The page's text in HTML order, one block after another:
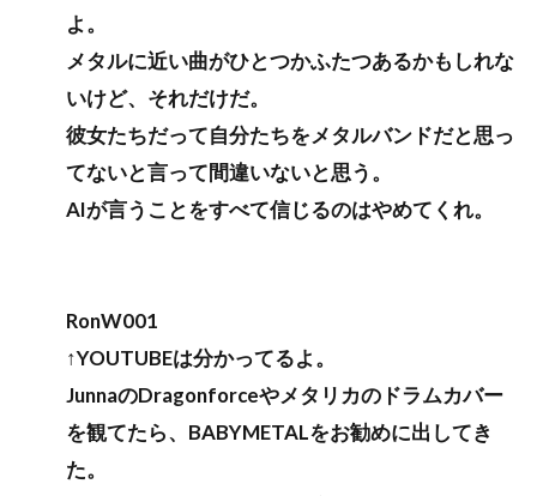
よ。
メタルに近い曲がひとつかふたつあるかもしれな
いけど、それだけだ。
彼女たちだって自分たちをメタルバンドだと思っ
てないと言って間違いないと思う。
AIが言うことをすべて信じるのはやめてくれ。
RonW001
↑YOUTUBEは分かってるよ。
JunnaのDragonforceやメタリカのドラムカバー
を観てたら、BABYMETALをお勧めに出してき
た。